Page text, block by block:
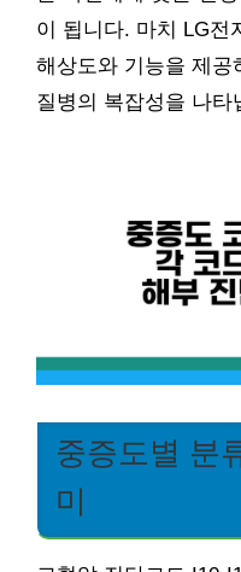
이 됩니다. 마치 LG전
해상도와 기능을 제공
질병의 복잡성을 나타
중증도별 분
미